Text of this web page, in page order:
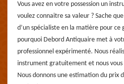
Vous avez en votre possession un
voulez connaitre sa valeur ? Sache
d’un spécialiste en la matière pour ce
pourquoi Debord Antiquaire met à
professionnel expérimenté. Nous
instrument gratuitement et nous vous
Nous donnons une estimation du prix